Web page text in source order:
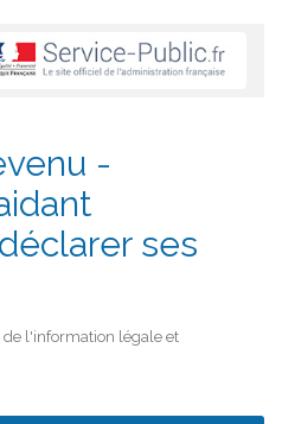
-
ses
l'information légale et